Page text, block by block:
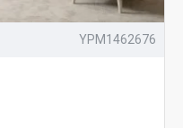
YPM1462676